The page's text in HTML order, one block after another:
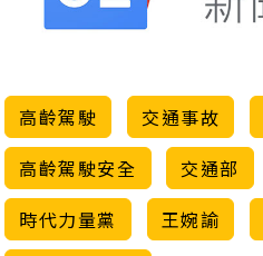
高齡駕駛 交通事故
高齡駕駛安全
交通部
時代力量黨
王婉諭